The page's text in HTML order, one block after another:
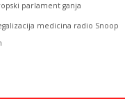
parlament ganja
medicina radio Snoop